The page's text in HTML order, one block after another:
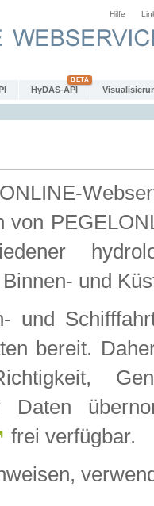
Hilfe
HyDAS-API
von
und
und
bereit.
Daten
frei verfügbar.